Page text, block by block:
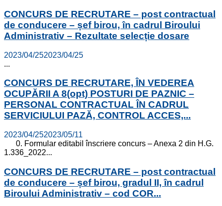
CONCURS DE RECRUTARE – post contractual
de conducere – șef birou, în cadrul Biroului
Administrativ – Rezultate selecție dosare
2023/04/252023/04/25
...
CONCURS DE RECRUTARE, ÎN VEDEREA
OCUPĂRII A 8(opt) POSTURI DE PAZNIC –
PERSONAL CONTRACTUAL ÎN CADRUL
SERVICIULUI PAZĂ, CONTROL ACCES,...
2023/04/252023/05/11
0. Formular editabil înscriere concurs – Anexa 2 din H.G.
1.336_2022...
CONCURS DE RECRUTARE – post contractual
de conducere – șef birou, gradul II, în cadrul
Biroului Administrativ – cod COR...